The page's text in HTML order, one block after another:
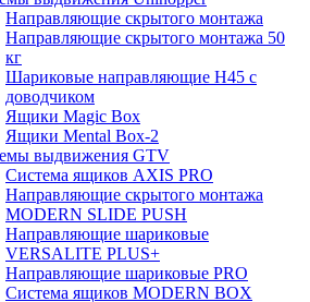
Направляющие скрытого монтажа
Направляющие скрытого монтажа 50
кг
Шариковые направляющие H45 с
доводчиком
Ящики Magic Box
Ящики Mental Box-2
выдвижения GTV
Система ящиков AXIS PRO
Направляющие скрытого монтажа
MODERN SLIDE PUSH
Направляющие шариковые
VERSALITE PLUS+
Направляющие шариковые PRO
Система ящиков MODERN BOX